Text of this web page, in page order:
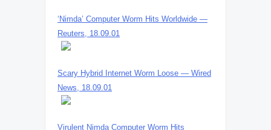
‘Nimda’ Computer Worm Hits Worldwide —
Reuters, 18.09.01
Scary Hybrid Internet Worm Loose — Wired
News, 18.09.01
Virulent Nimda Computer Worm Hits